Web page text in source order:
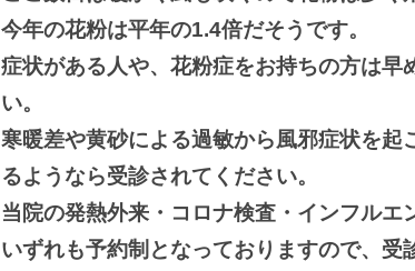
今年の花粉は平年の1.4倍だそうです。
症状がある人や、花粉症をお持ちの方は早
い。
寒暖差や黄砂による過敏から風邪症状を起
るようなら受診されてください。
当院の発熱外来・コロナ検査・インフルエ
いずれも予約制となっておりますので、受